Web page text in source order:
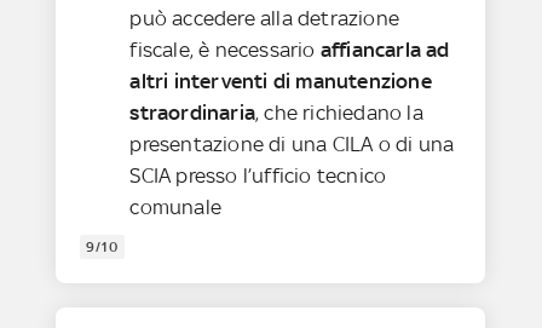
può accedere alla detrazione
fiscale, è necessario affiancarla ad
altri interventi di manutenzione
straordinaria, che richiedano la
presentazione di una CILA o di una
SCIA presso l’ufficio tecnico
comunale
9/10